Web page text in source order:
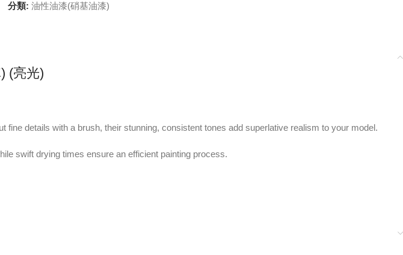
分類: 油性油漆(硝基油漆)
(亮光)
details with a brush, their stunning, consistent tones add superlative realism to your model.
swift drying times ensure an efficient painting process.